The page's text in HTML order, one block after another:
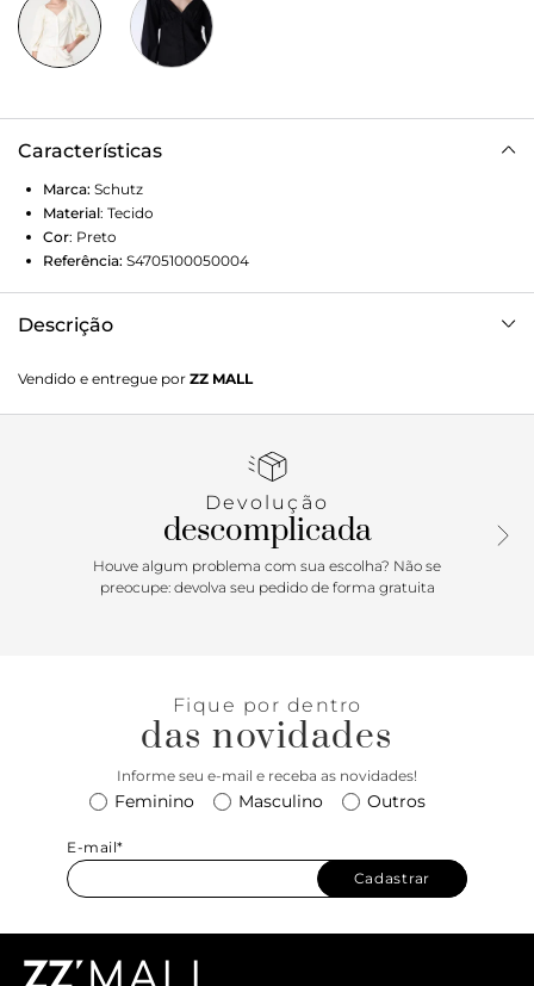
Características
Marca: Schutz
Material: Tecido
Cor: Preto
Referência: S4705100050004
Descrição
e também a noite! Feita em tricoline, a blusa Tereza possui
decote "V", mangas longas bufantes e detalhe de lastex na
Vendido e entregue por ZZ MALL
Devolução
descomplicada
Houve algum problema com sua escolha? Não se
preocupe: devolva seu pedido de forma gratuita
Fique por dentro
das novidades
Informe seu e-mail e receba as novidades!
Feminino Masculino Outros
E-mail*
Cadastrar